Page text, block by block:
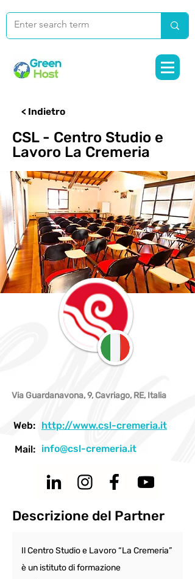
< Indietro
CSL - Centro Studio e
Lavoro La Cremeria
Web: http://www.csl-cremeria.it
Mail: info@csl-cremeria.it
Via Guardanavona, 9, Cavriago, RE, Italia
Descrizione del Partner
Il Centro Studio e Lavoro “La Cremeria”
è un istituto di formazione